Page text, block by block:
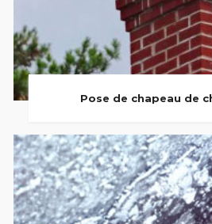
Pose de chapeau de